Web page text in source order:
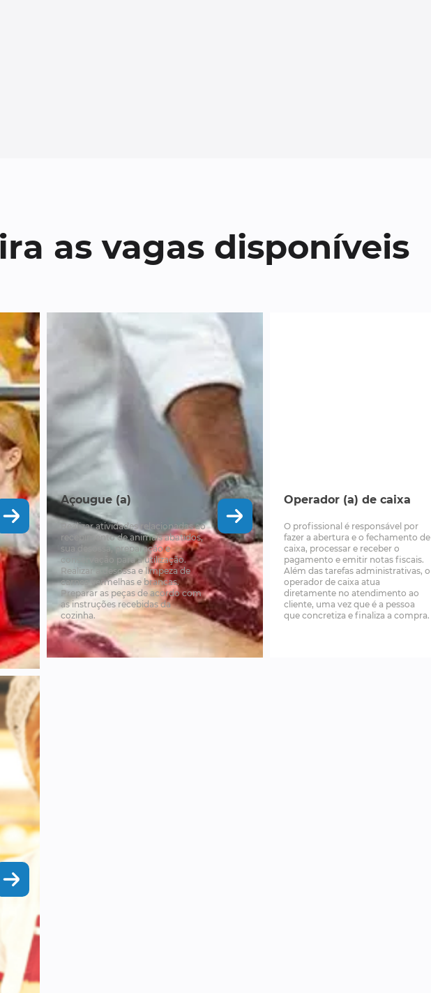
as vagas disponíveis
Açougue (a)
Realizar atividades relacionadas ao
recebimento de animais abatidos,
sua desossa, preparação e
conservação para a utilização.
Realizar a desossa e limpeza de
carnes vermelhas e brancas.
Preparar as peças de acordo com
as instruções recebidas da
cozinha.
Operador (a) de caixa
O profissional é responsável por
fazer a abertura e o fechamento de
caixa, processar e receber o
pagamento e emitir notas fiscais.
Além das tarefas administrativas, o
operador de caixa atua
diretamente no atendimento ao
cliente, uma vez que é a pessoa
que concretiza e finaliza a compra.